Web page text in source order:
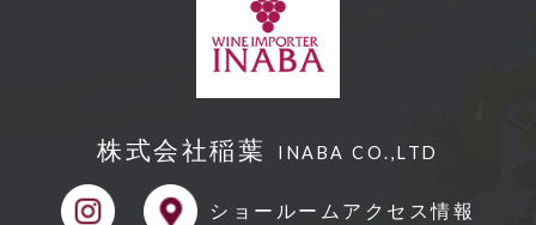
株式会社稲葉 INABA CO.,LTD
ショールーム アクセス情報